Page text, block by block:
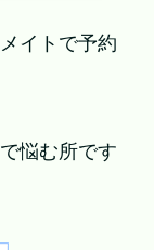
イトで予約
悩む所です